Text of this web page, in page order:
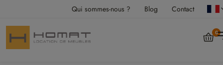
Qui sommes-nous ? Blog Contact
0